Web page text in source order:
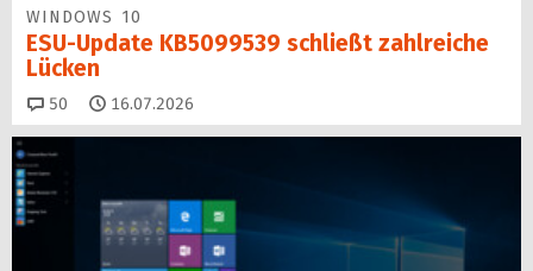
WINDOWS 10
ESU-Update KB5099539 schließt zahlreiche
Lücken
50 Kommentare
16.07.2026